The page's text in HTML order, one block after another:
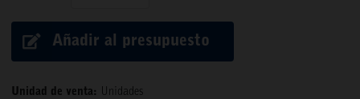
Añadir al presupuesto
Unidad de venta: Unidades